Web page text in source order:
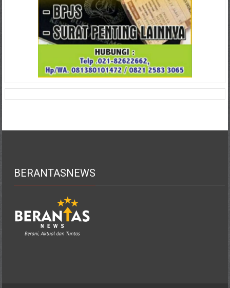
BERANTASNEWS